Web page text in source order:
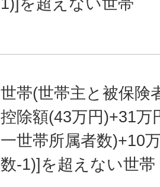
世帯(世帯主と被保険
控除額(43万円)+31万
一世帯所属者数)+10
数-1)]を超えない世帯